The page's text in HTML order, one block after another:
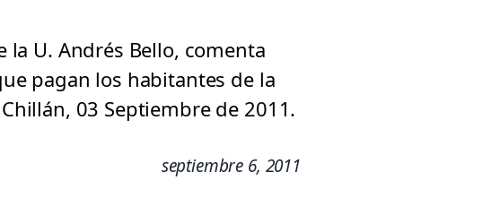
la U. Andrés Bello, comenta
pagan los habitantes de la
03 Septiembre de 2011.
septiembre 6, 2011